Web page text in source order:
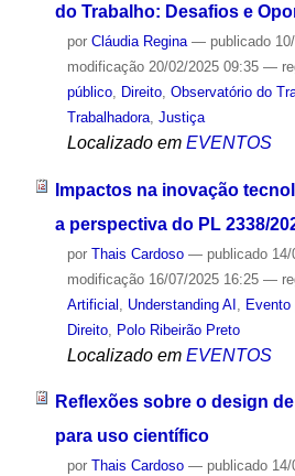
do Trabalho: Desafios e
por Cláudia Regina — publicado10/
modificação20/02/2025 09:35 —
público, Direito, Observatório do
Trabalhadora, Justiça
Localizado em EVENTOS
Impactos na inovação
a perspectiva do PL 2338/
por Thais Cardoso — publicado14/
modificação16/07/2025 16:25 —
Artificial
Understanding AI Evento
Direito, Polo Ribeirão Preto
Localizado em EVENTOS
Reflexões sobre o design
para uso científico
por Thais Cardoso — publicado14/